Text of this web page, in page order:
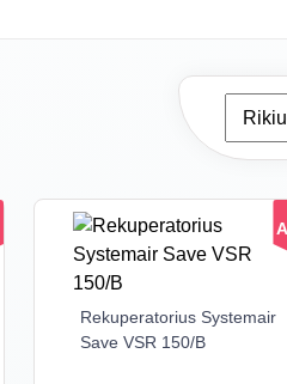
Rekuperatorius Systemair
Save VSR 150/B
This
product